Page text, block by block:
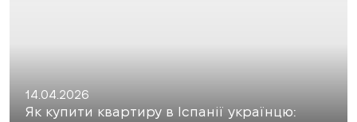
14.04.2026
Як купити квартиру в Іспанії українцю: